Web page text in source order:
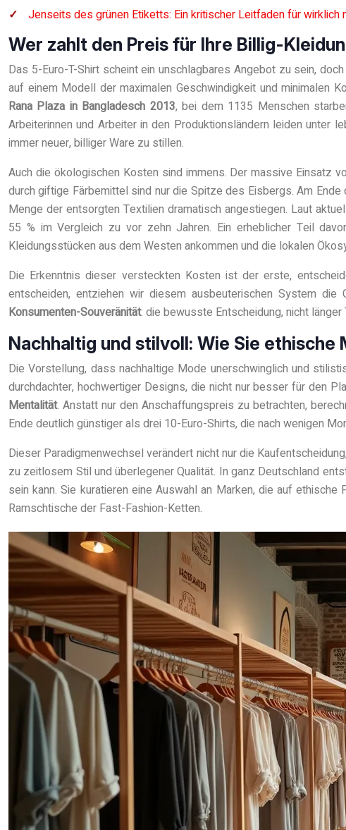
Jenseits des grünen Etiketts: Ein kritischer Leitfaden für wirklich
Wer zahlt den Preis für Ihre Billig-
Das 5-Euro-T-Shirt scheint ein unschlagbares Angebot zu sein,
auf einem Modell der maximalen Geschwindigkeit und minimalen
Rana Plaza in Bangladesch 2013, bei dem 1135 Menschen
Arbeiterinnen und Arbeiter in den Produktionsländern leiden unter
immer neuer, billiger Ware zu stillen.
Auch die ökologischen Kosten sind immens. Der massive Einsatz
durch giftige Färbemittel sind nur die Spitze des Eisbergs. Am
Menge der entsorgten Textilien dramatisch angestiegen. Laut
55 % im Vergleich zu vor zehn Jahren. Ein erheblicher Teil
Kleidungsstücken aus dem Westen ankommen und die lokalen
Die Erkenntnis dieser versteckten Kosten ist der erste,
entscheiden, entziehen wir diesem ausbeuterischen System
Konsumenten-Souveränität: die bewusste Entscheidung, nicht
Nachhaltig und stilvoll: Wie Sie ethische
Die Vorstellung, dass nachhaltige Mode unerschwinglich und
durchdachter, hochwertiger Designs, die nicht nur besser für den
Mentalität. Anstatt nur den Anschaffungspreis zu betrachten,
Ende deutlich günstiger als drei 10-Euro-Shirts, die nach wenigen
Dieser Paradigmenwechsel verändert nicht nur die
zu zeitlosem Stil und überlegener Qualität. In ganz Deutschland
sein kann. Sie kuratieren eine Auswahl an Marken, die auf
Ramschtische der Fast-Fashion-Ketten.